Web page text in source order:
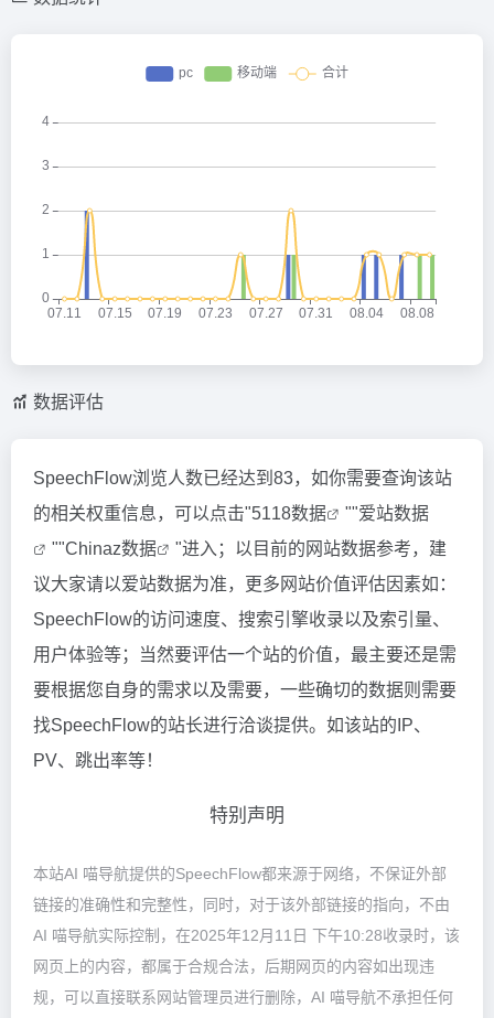
数据评估
SpeechFlow浏览人数已经达到83，如你需要查询该站
的相关权重信息，可以点击"5118数据 ""爱站数据
""Chinaz数据
"进入；以目前的网站数据参考，建
议大家请以爱站数据为准，更多网站价值评估因素如：
SpeechFlow的访问速度、搜索引擎收录以及索引量、
用户体验等；当然要评估一个站的价值，最主要还是需
要根据您自身的需求以及需要，一些确切的数据则需要
找SpeechFlow的站长进行洽谈提供。如该站的IP、
PV、跳出率等！
特别声明
本站AI 喵导航提供的SpeechFlow都来源于网络，不保证外部
链接的准确性和完整性，同时，对于该外部链接的指向，不由
AI 喵导航实际控制，在2025年12月11日 下午10:28收录时，该
网页上的内容，都属于合规合法，后期网页的内容如出现违
规，可以直接联系网站管理员进行删除，AI 喵导航不承担任何